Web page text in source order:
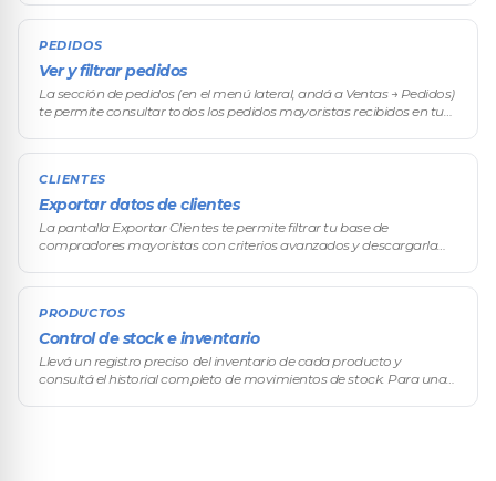
PEDIDOS
Ver y filtrar pedidos
La sección de pedidos (en el menú lateral, andá a Ventas → Pedidos)
te permite consultar todos los pedidos mayoristas recibidos en tu
CLIENTES
Exportar datos de clientes
La pantalla Exportar Clientes te permite filtrar tu base de
compradores mayoristas con criterios avanzados y descargarla
PRODUCTOS
Control de stock e inventario
Llevá un registro preciso del inventario de cada producto y
consultá el historial completo de movimientos de stock. Para una